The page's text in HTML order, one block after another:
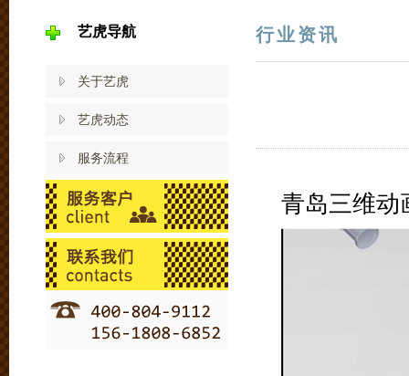
艺虎导航
关于艺虎
艺虎动态
服务流程
行业资讯
青岛三维动